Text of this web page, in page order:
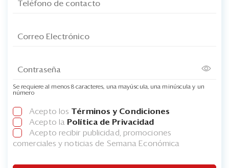
Se requiere al menos 8 caracteres, una mayúscula, una minúscula y un
número
Acepto los Términos y Condiciones
Acepto la Política de Privacidad
Acepto recibir publicidad, promociones
comerciales y noticias de Semana Económica